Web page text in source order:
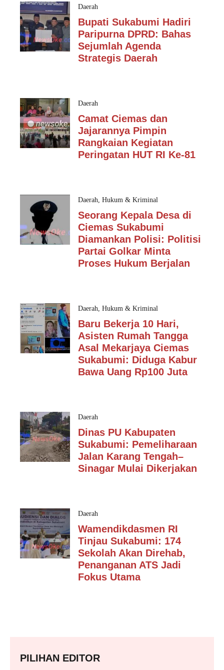
Daerah
Bupati Sukabumi Hadiri
Paripurna DPRD: Bahas
Sejumlah Agenda
Strategis Daerah
Daerah
Camat Ciemas dan
Jajarannya Pimpin
Rangkaian Kegiatan
Peringatan HUT RI Ke-81
Daerah, Hukum & Kriminal
Seorang Kepala Desa di
Ciemas Sukabumi
Diamankan Polisi: Politisi
Partai Golkar Minta
Proses Hukum Berjalan
Daerah, Hukum & Kriminal
Baru Bekerja 10 Hari,
Asisten Rumah Tangga
Asal Mekarjaya Ciemas
Sukabumi: Diduga Kabur
Bawa Uang Rp100 Juta
Daerah
Dinas PU Kabupaten
Sukabumi: Pemeliharaan
Jalan Karang Tengah–
Sinagar Mulai Dikerjakan
Daerah
Wamendikdasmen RI
Tinjau Sukabumi: 174
Sekolah Akan Direhab,
Penanganan ATS Jadi
Fokus Utama
PILIHAN EDITOR